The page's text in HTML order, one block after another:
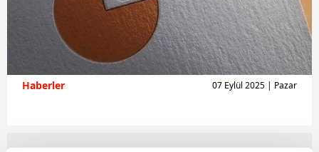
Haberler 07 Eylül 2025 | Pazar